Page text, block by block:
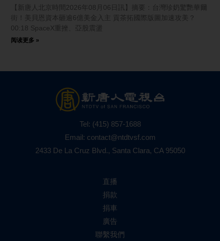
【新唐人北京時間2026年08月06日訊】摘要：台灣珍奶驚艷華爾
街！美貝恩資本砸逾6億美金入主 貢茶拓國際版圖加速攻美？
00:18 SpaceX重挫、亞股震盪
阅读更多 »
Tel: (415) 857-1688
Email: contact@ntdtvsf.com
2433 De La Cruz Blvd., Santa Clara, CA 95050
直播
捐款
捐車
廣告
聯繫我們